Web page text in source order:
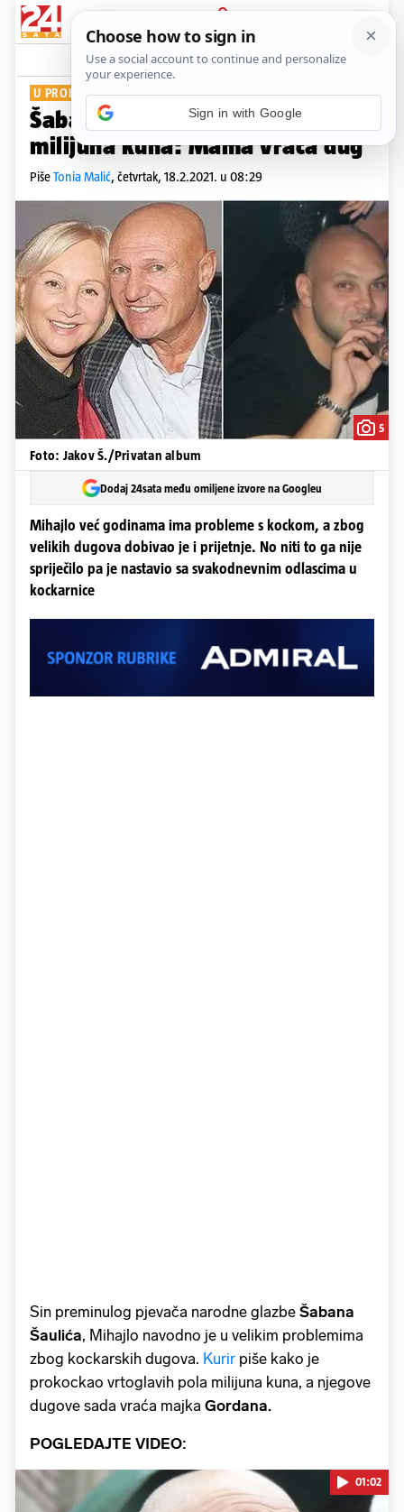
PRIJAVA
Show Komentari
U PROBLEMIMA
Šabanov sin prokockao je pola
milijuna kuna: Mama vraća dug
PišeTonia Malić, četvrtak, 18.2.2021. u 08:29
5
Foto: Jakov Š./Privatan album
Dodaj 24sata među omiljene izvore na Googleu
Mihajlo već godinama ima probleme s kockom, a zbog
velikih dugova dobivao je i prijetnje. No niti to ga nije
spriječilo pa je nastavio sa svakodnevnim odlascima u
kockarnice
Sin preminulog pjevača narodne glazbe Šabana
Šaulića, Mihajlo navodno je u velikim problemima
zbog kockarskih dugova. Kurir piše kako je
prokockao vrtoglavih pola milijuna kuna, a njegove
dugove sada vraća majka Gordana.
POGLEDAJTE VIDEO:
01:02